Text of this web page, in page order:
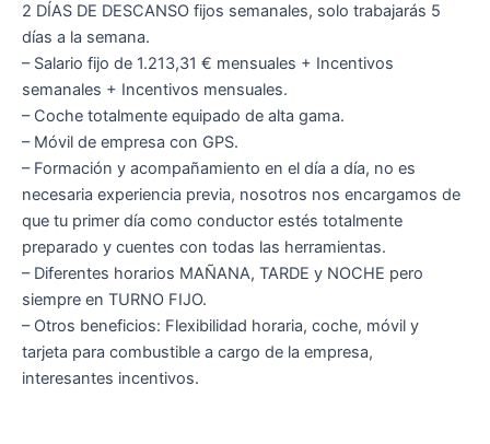
2 DÍAS DE DESCANSO fijos semanales, solo trabajarás 5
días a la semana.
– Salario fijo de 1.213,31 € mensuales + Incentivos
semanales + Incentivos mensuales.
– Coche totalmente equipado de alta gama.
– Móvil de empresa con GPS.
– Formación y acompañamiento en el día a día, no es
necesaria experiencia previa, nosotros nos encargamos de
que tu primer día como conductor estés totalmente
preparado y cuentes con todas las herramientas.
– Diferentes horarios MAÑANA, TARDE y NOCHE pero
siempre en TURNO FIJO.
– Otros beneficios: Flexibilidad horaria, coche, móvil y
tarjeta para combustible a cargo de la empresa,
interesantes incentivos.